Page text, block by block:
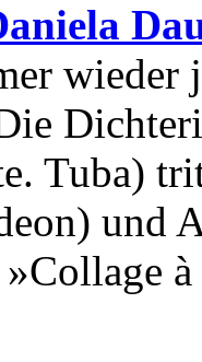
wieder
Tuba)
und